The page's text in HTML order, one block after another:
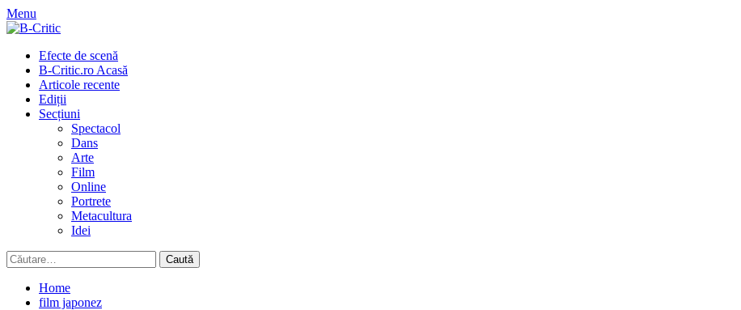
Skip
to
Menu
Primary
Menu
Efecte de scenă
B-Critic.ro Acasă
Articole recente
Ediții
Secțiuni
Spectacol
Dans
Arte
Film
Online
Portrete
Metacultura
Idei
Caută
după:
Home
film japonez